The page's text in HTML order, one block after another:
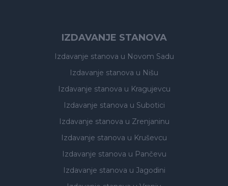
IZDAVANJE STANOVA
Izdavanje stanova u Novom Sadu
Izdavanje stanova u Nišu
Izdavanje stanova u Kragujevcu
Izdavanje stanova u Subotici
Izdavanje stanova u Zrenjaninu
Izdavanje stanova u Kruševcu
Izdavanje stanova u Pančevu
Izdavanje stanova u Jagodini